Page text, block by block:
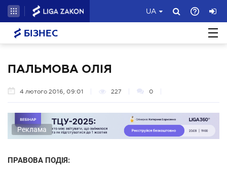
UA
БІЗНЕС
ПАЛЬМОВА ОЛІЯ
4 лютого 2016, 09:01 227 0
Реклама
ПРАВОВА ПОДІЯ: